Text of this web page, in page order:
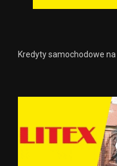
Kredyty samochodowe na